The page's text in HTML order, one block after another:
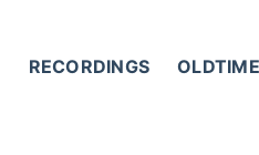
RECORDINGS